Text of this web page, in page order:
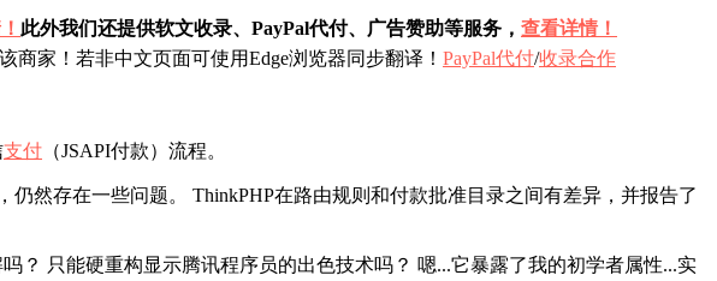
此外我们还提供软文收录、PayPal代付、广告赞助等服务， 查看详情！
家！若非中文页面可使用Edge浏览器同步翻译！ PayPal代付/收录合作
支付 （JSAPI付款）流程。
然存在一些问题。 ThinkPHP在路由规则和付款批准目录之间有差异，并报告了
？ 只能硬重构显示腾讯程序员的出色技术吗？ 嗯...它暴露了我的初学者属性...实